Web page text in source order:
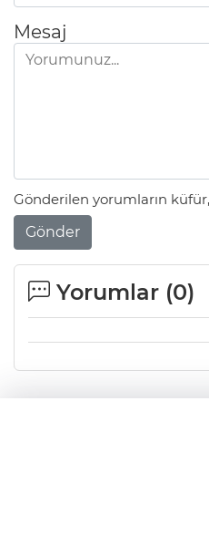
Mesaj
Gönderilen yorumların
Gönder
Yorumlar (0)